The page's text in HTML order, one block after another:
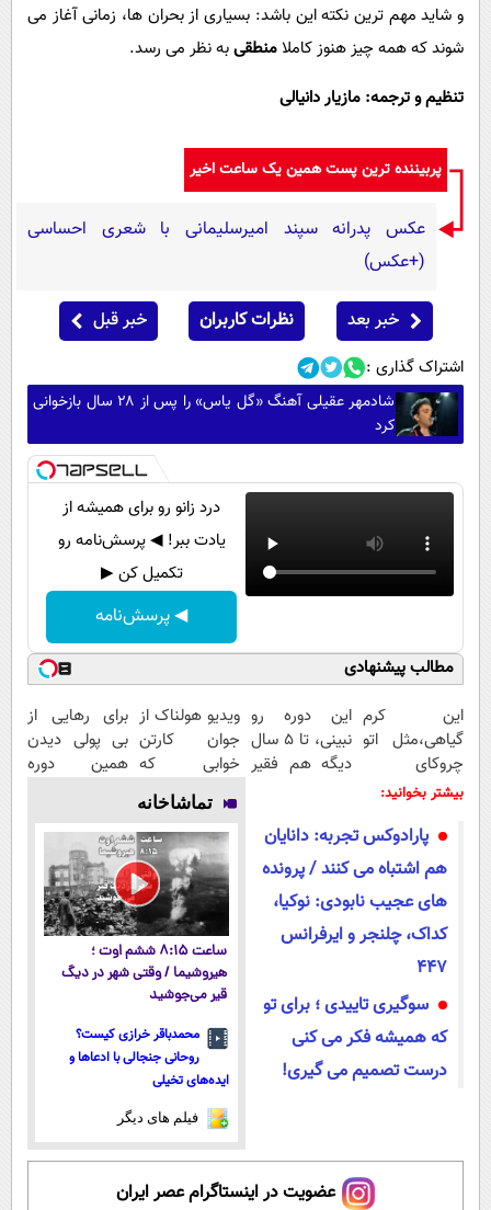
و شاید مهم ترین نکته این باشد: بسیاری از بحران ها، زمانی آغاز می
شوند که همه چیز هنوز کاملا منطقیبه نظر می رسد.
تنظیم و ترجمه: مازیار دانیالی
پربیننده ترین پست همین یک ساعت اخیر
عکس پدرانه سپند امیرسلیمانی با شعری احساسی
(+عکس)
خبر بعد نظرات کاربران خبر قبل
اشتراک گذاری :
شادمهر عقیلی آهنگ «گل یاس» را پس از ۲۸ سال بازخوانی
کرد
درد زانو رو برای همیشه از
یادت ببر! ◀ پرسش‌نامه رو
تکمیل کن ▶
◀ پرسش‌نامه
مطالب پیشنهادی
این کرم
گیاهی،مثل اتو
چروکای
پوستتوصاف
این دوره رو
نبینی، تا 5 سال
دیگه هم فقیر
کن
ویدیو هولناک از
جوان کارتن
خوابی که
میلیاردر شد.
آموزش رایگان
برای رهایی از
بی پولی دیدن
همین دوره
کن)
بیشتر بخوانید:
پارادوکس تجربه: دانایان
هم اشتباه می کنند / پرونده
های عجیب نابودی: نوکیا،
کداک، چلنجر و ایرفرانس
447
سوگیری تاییدی ؛ برای تو
که همیشه فکر می کنی
درست تصمیم می گیری!
تماشاخانه
ساعت ۸:۱۵ ششم اوت ؛
هیروشیما / وقتی شهر در دیگ
قیر می‌جوشید
محمدباقر خرازی کیست؟
روحانی جنجالی با ادعاها و
ایده‌های تخیلی
فیلم های دیگر
عضویت در اینستاگرام عصر ایران